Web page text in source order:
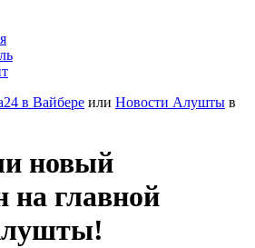
в Вайбере или Новости Алушты в
новый
на главной